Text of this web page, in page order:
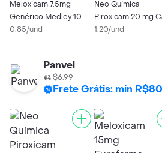
Meloxicam 7.5mg
Genérico Medley 10
Comprimidos
0.85/und
Neo Química
Piroxicam 20 mg
10 Cápsulas
1.20/und
Panvel
$6.99
Frete Grátis: mín R$80